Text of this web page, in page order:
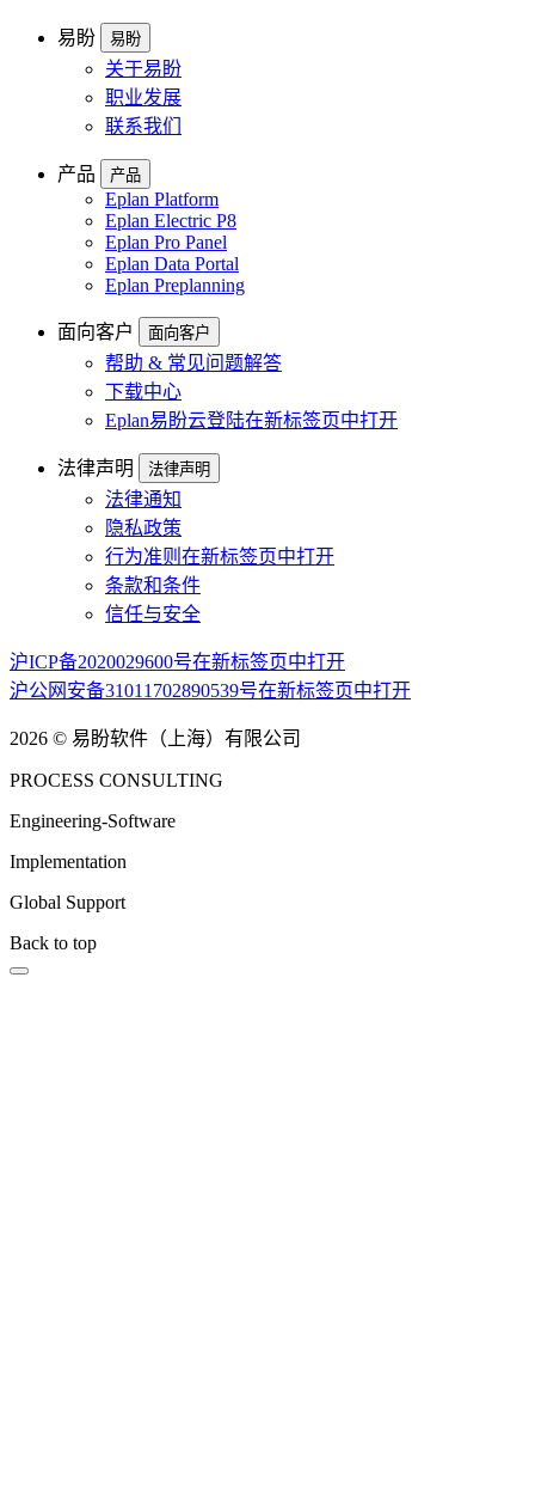
易盼 易盼
关于易盼
职业发展
联系我们
产品 产品
Eplan Platform
Eplan Electric P8
Eplan Pro Panel
Eplan Data Portal
Eplan Preplanning
面向客户 面向客户
帮助 & 常见问题解答
下载中心
Eplan易盼云登陆在新标签页中打开
法律声明 法律声明
法律通知
隐私政策
行为准则 在新标签页中打开
条款和条件
信任与安全
沪ICP备2020029600号在新标签页中打开
沪公网安备31011702890539号在新标签页中打开
2026 © 易盼软件（上海）有限公司
PROCESS CONSULTING
Engineering-Software
Implementation
Global Support
Back to top